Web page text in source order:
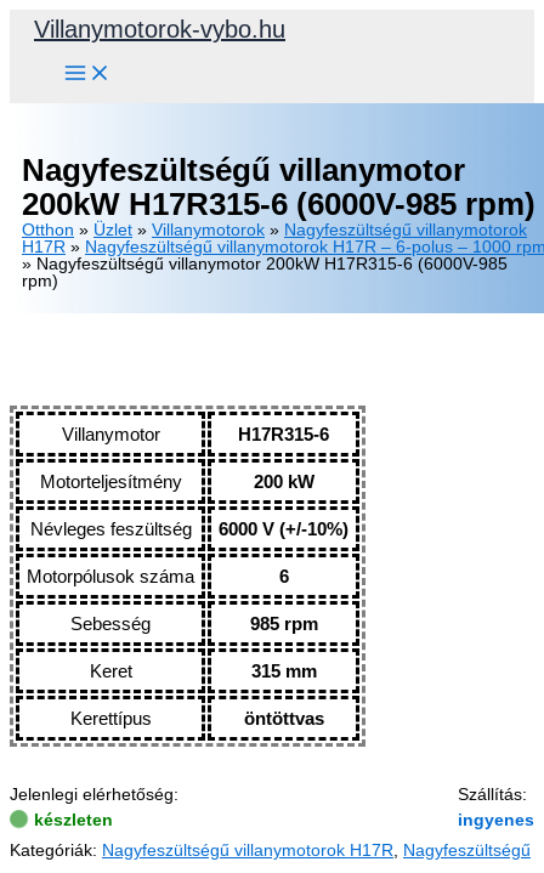
SkipVillanymotorok-vybo.hu
Nagyfeszültségű villanymotor
200kW H17R315-6 (6000V-985 rpm)
Otthon » Üzlet » Villanymotorok » Nagyfeszültségű villanymotorok
H17R » Nagyfeszültségű villanymotorok H17R – 6-polus – 1000
» Nagyfeszültségű villanymotor 200kW H17R315-6 (6000V-985
rpm)
Villanymotor H17R315-6
Motorteljesítmény 200 kW
Névleges feszültség 6000 V (+/-10%)
Motorpólusok száma 6
Sebesség 985 rpm
Keret 315 mm
Kerettípus öntöttvas
Jelenlegi elérhetőség:
készleten
Szállítás:
ingyenes
Kategóriák: Nagyfeszültségű villanymotorok H17R
Nagyfeszültségű